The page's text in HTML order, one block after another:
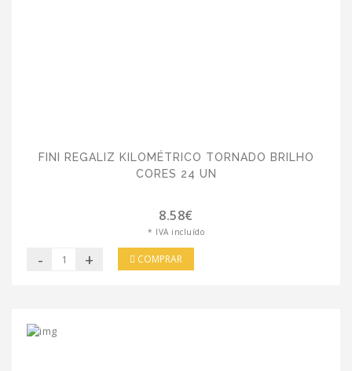
FINI REGALIZ KILOMÉTRICO TORNADO BRILHO
CORES 24 UN
8.58€
* IVA incluído
- + COMPRAR